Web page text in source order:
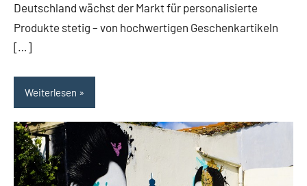
Deutschland wächst der Markt für personalisierte
Produkte stetig – von hochwertigen Geschenkartikeln
[…]
Weiterlesen